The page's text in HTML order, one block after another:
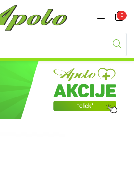
0
se Registracija
i lozinku za prijavu.